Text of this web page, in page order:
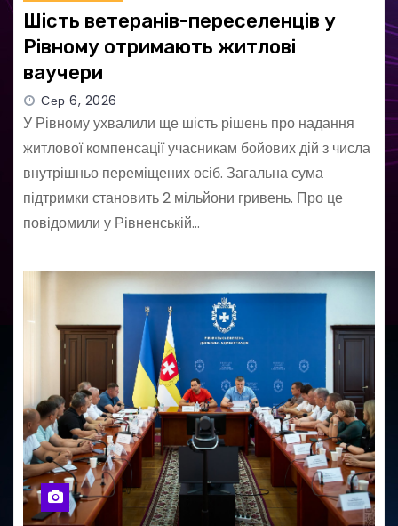
Шість ветеранів-переселенців у
Рівному отримають житлові
ваучери
Сер 6, 2026
У Рівному ухвалили ще шість рішень про надання
житлової компенсації учасникам бойових дій з числа
внутрішньо переміщених осіб. Загальна сума
підтримки становить 2 мільйони гривень. Про це
повідомили у Рівненській…